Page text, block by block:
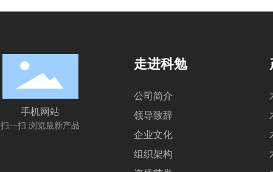
手机网站
扫一扫 浏览最新产品
走进科勉
公司简介
领导致辞
企业文化
组织架构